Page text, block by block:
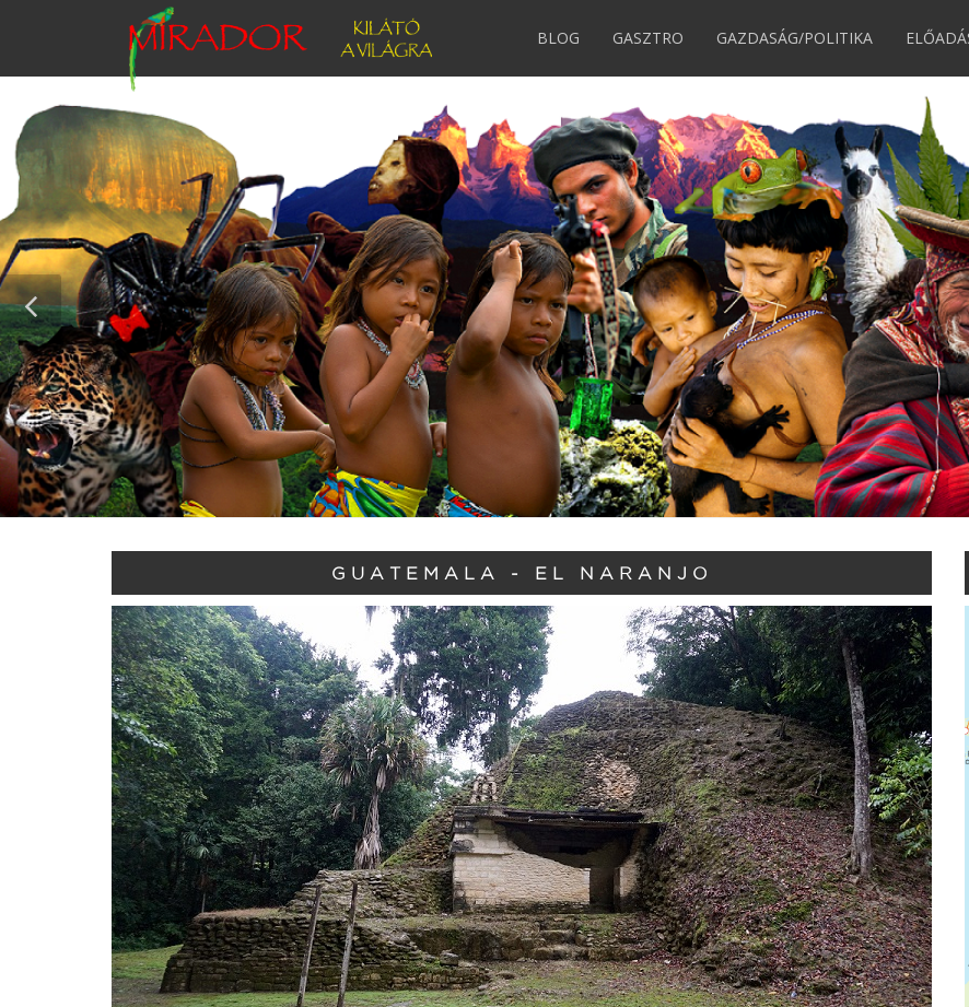
BLOG GASZTRO GAZDASÁG/POLITIKA
GUATEMALA - EL NARANJO